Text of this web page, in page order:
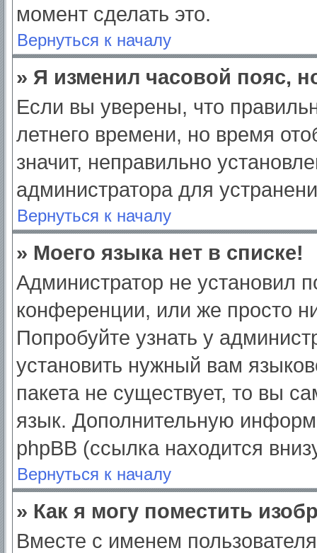
момент сделать это.
Вернуться к началу
» Я изменил часовой пояс,
Если вы уверены, что
летнего времени, но время
значит, неправильно
администратора для
Вернуться к началу
» Моего языка нет в списке!
Администратор не установил
конференции, или же просто
Попробуйте узнать у
установить нужный вам
пакета не существует, то вы
язык. Дополнительную
phpBB (ссылка находится
Вернуться к началу
» Как я могу поместить
Вместе с именем